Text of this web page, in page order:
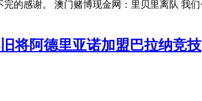
的感谢。 澳门赌博现金网：里贝里离队 我
将阿德里亚诺加盟巴拉纳竞技